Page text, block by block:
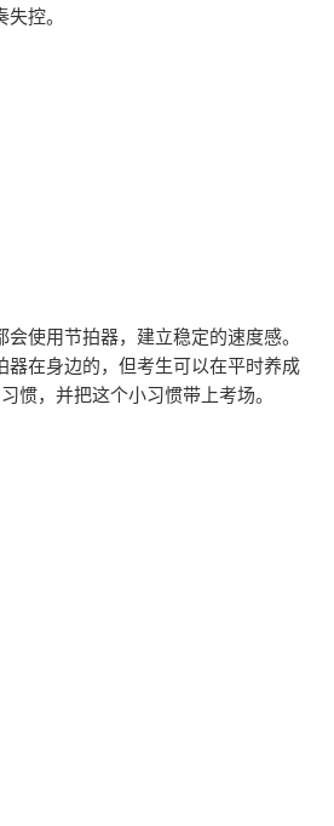
控。
使用节拍器，建立稳定的速度感。
器在身边的，但考生可以在平时养成
惯，并把这个小习惯带上考场。